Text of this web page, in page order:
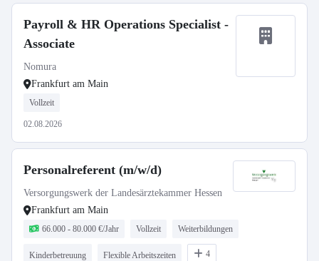
Payroll & HR Operations Specialist -
Associate
Nomura
Frankfurt am Main
Vollzeit
02.08.2026
Personalreferent (m/w/d)
Versorgungswerk der Landesärztekammer Hessen
Frankfurt am Main
66.000 - 80.000 €/Jahr Vollzeit Weiterbildungen
Kinderbetreuung Flexible Arbeitszeiten 4